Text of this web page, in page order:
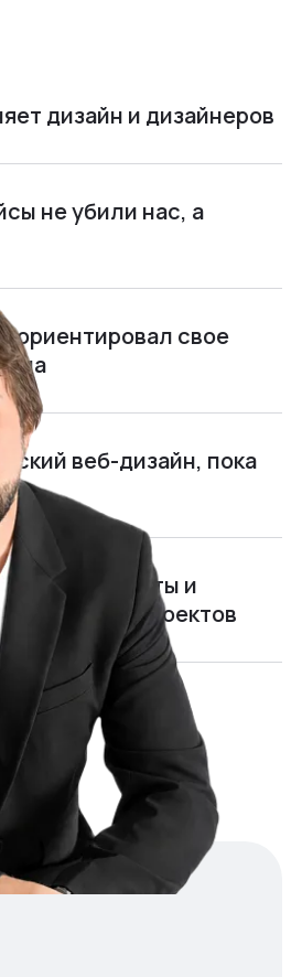
дизайн и дизайнеров
не убили нас, а
свое
веб-дизайн, пока
программисты и
проектов
не закрыл